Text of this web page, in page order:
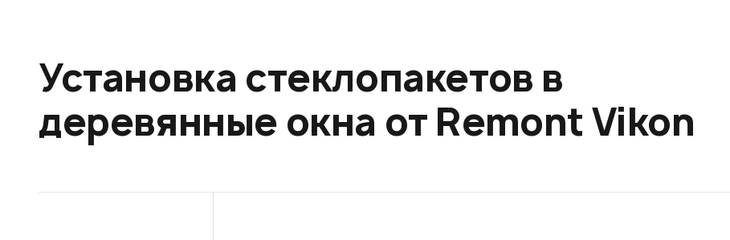
Установка стеклопакетов в
деревянные окна от Remont Vikon